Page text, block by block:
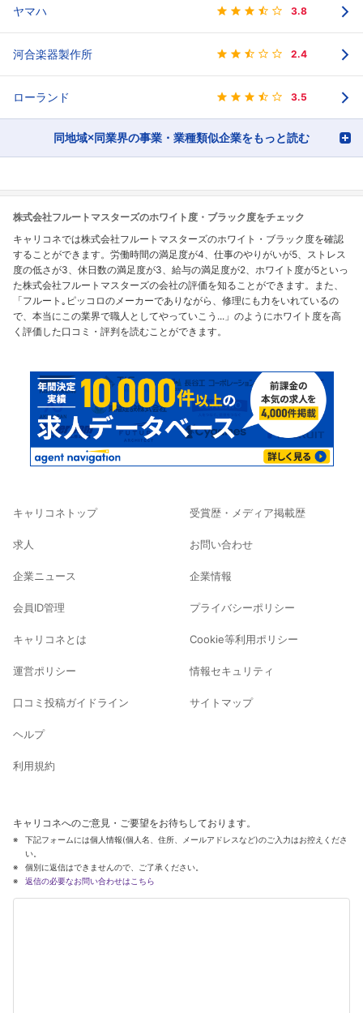
ヤマハ 3.8
河合楽器製作所 2.4
ローランド 3.5
同地域×同業界の事業・業種類似企業をもっと読む
株式会社フルートマスターズのホワイト度・ブラック度をチェック
キャリコネでは株式会社フルートマスターズのホワイト・ブラック度を確認
することができます。労働時間の満足度が4、仕事のやりがいが5、ストレス
度の低さが3、休日数の満足度が3、給与の満足度が2、ホワイト度が5といっ
た株式会社フルートマスターズの会社の評価を知ることができます。また、
「フルート｡ピッコロのメーカーでありながら、修理にも力をいれているの
で、本当にこの業界で職人としてやっていこう...」のようにホワイト度を高
く評価した口コミ・評判を読むことができます。
キャリコネトップ
求人
企業ニュース
会員ID管理
キャリコネとは
運営ポリシー
口コミ投稿ガイドライン
ヘルプ
利用規約
受賞歴・メディア掲載歴
お問い合わせ
企業情報
プライバシーポリシー
Cookie等利用ポリシー
情報セキュリティ
サイトマップ
キャリコネへのご意見・ご要望をお待ちしております。
下記フォームには個人情報(個人名、住所、メールアドレスなど)のご入力はお控えくださ
い。
個別に返信はできませんので、ご了承ください。
返信の必要なお問い合わせはこちら